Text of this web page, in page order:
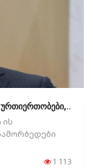
ურთიერთობები,..
ის
1 113